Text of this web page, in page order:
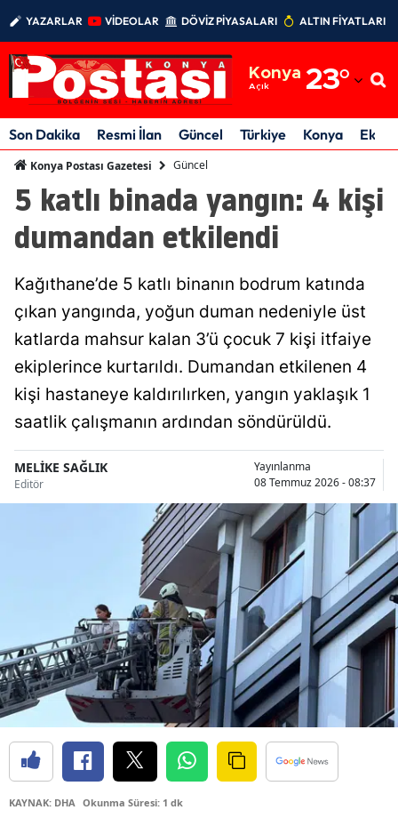
YAZARLAR VİDEOLAR DÖVİZ PİYASALARI ALTIN FİYATLARI
Konya
Açık 23°
Adıyaman
Afyonkarahisar
Amasya
Ankara
Artvin
Aydın
Bilecik
Bingöl
Bitlis
Bolu
Burdur
Bursa
Çanakkale
Çankırı
Çorum
Denizli
Diyarbakır
Son Dakika Resmi İlan Güncel Türkiye Konya
Konya Postası Gazetesi Güncel
5 katlı binada yangın: 4 kişi
dumandan etkilendi
Kağıthane’de 5 katlı binanın bodrum katında
çıkan yangında, yoğun duman nedeniyle üst
katlarda mahsur kalan 3’ü çocuk 7 kişi itfaiye
ekiplerince kurtarıldı. Dumandan etkilenen 4
kişi hastaneye kaldırılırken, yangın yaklaşık 1
saatlik çalışmanın ardından söndürüldü.
MELİKE SAĞLIK
Editör
Yayınlanma
08 Temmuz 2026 - 08:37
KAYNAK: DHA Okunma Süresi: 1 dk